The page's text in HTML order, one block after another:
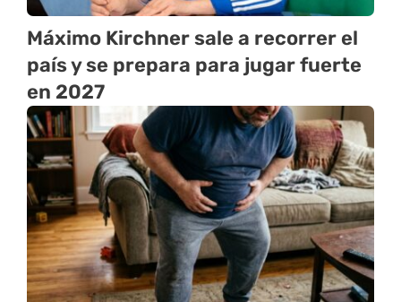
Máximo Kirchner sale a recorrer el
país y se prepara para jugar fuerte
en 2027